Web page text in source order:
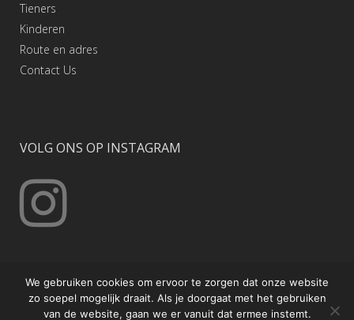
Tieners
Kinderen
Route en adres
Contact Us
VOLG ONS OP INSTAGRAM
We gebruiken cookies om ervoor te zorgen dat onze website
zo soepel mogelijk draait. Als je doorgaat met het gebruiken
van de website, gaan we er vanuit dat ermee instemt.